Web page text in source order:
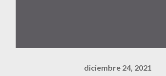
diciembre 24, 2021